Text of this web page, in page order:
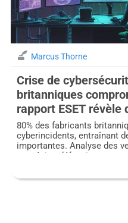
Marcus Thorne
Crise de
britanniques
rapport ESET
financières
80% des fabricants
cyberincidents, entraînant
importantes. Analyse des
stratégies défensives.